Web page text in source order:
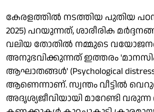
കേരളത്തില്‍ നടത്തിയ പുതിയ
2025) പറയുന്നത്, ശാരീരിക
വലിയ തോതില്‍ നമ്മുടെ
അനുഭവിക്കുന്നത് ഇത്തരം
ആഘാതങ്ങള്‍' (Psychological
ആണെന്നാണ്. സ്വന്തം വീട്ടില്‍
അദൃശ്യജീവിയായി മാറേണ്ടി